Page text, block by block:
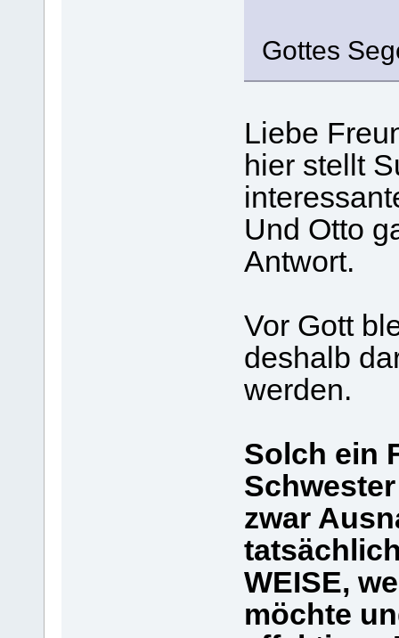
Gottes
Liebe
hier stellt
Und Otto
Antwort.
Vor Gott
deshalb
werden.
Solch ein
zwar
WEISE,
möchte